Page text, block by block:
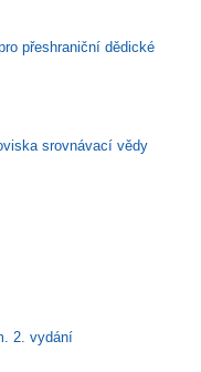
přeshraniční dědické
srovnávací vědy
2. vydání